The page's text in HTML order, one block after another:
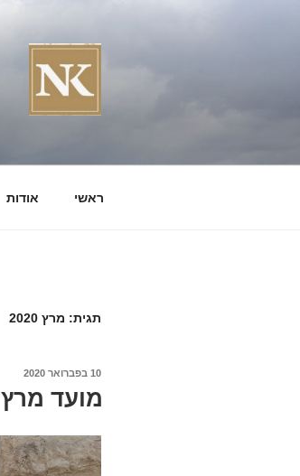
ראשי אודות
תגית: מרץ 2020
פורסם
10 בפברואר 2020
מועד מרץ 2020 בבחינת המגשרים